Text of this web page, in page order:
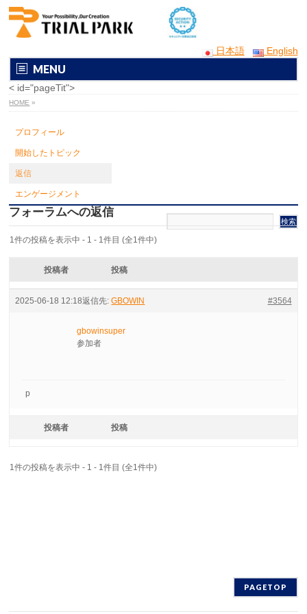
日本語 English
MENU
< id="pageTit">
HOME »
プロフィール
開始したトピック
返信
エンゲージメント
フォーラムへの返信
1件の投稿を表示中 - 1 - 1件目 (全1件中)
投稿者 投稿
2025-06-18 12:18返信先:GBOWIN #3564
gbowinsuper
参加者
p
投稿者 投稿
1件の投稿を表示中 - 1 - 1件目 (全1件中)
PAGETOP